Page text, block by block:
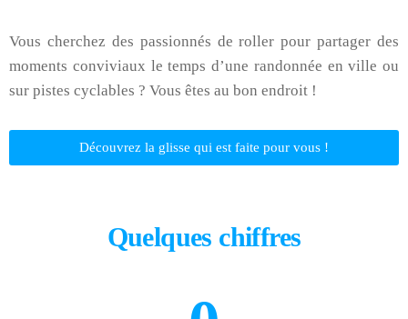
Vous cherchez des passionnés de roller pour partager des
moments conviviaux le temps d’une randonnée en ville ou
sur pistes cyclables ? Vous êtes au bon endroit !
Découvrez la glisse qui est faite pour vous !
Quelques chiffres